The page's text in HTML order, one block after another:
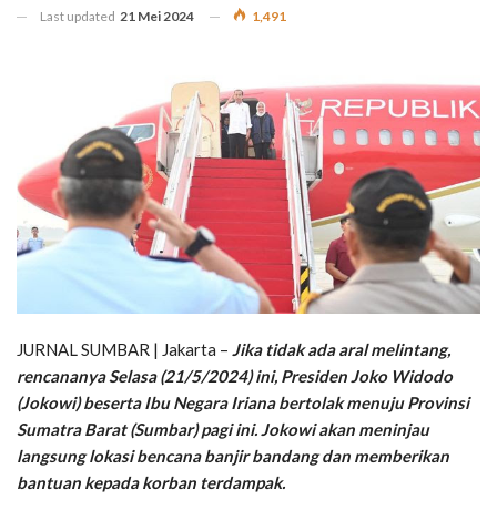
Last updated 21 Mei 2024 1,491
JURNAL SUMBAR | Jakarta – Jika tidak ada aral melintang,
rencananya Selasa (21/5/2024) ini, Presiden Joko Widodo
(Jokowi) beserta Ibu Negara Iriana bertolak menuju Provinsi
Sumatra Barat (Sumbar) pagi ini. Jokowi akan meninjau
langsung lokasi bencana banjir bandang dan memberikan
bantuan kepada korban terdampak.